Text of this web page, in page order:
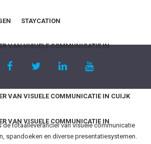
STAYCATION
VAN VISUELE COMMUNICATIE IN
VAN VISUELE COMMUNICATIE IN CUIJK
VAN VISUELE COMMUNICATIE IN
de totaalleverancier van visuele communicatie
spandoeken en diverse presentatiesystemen.